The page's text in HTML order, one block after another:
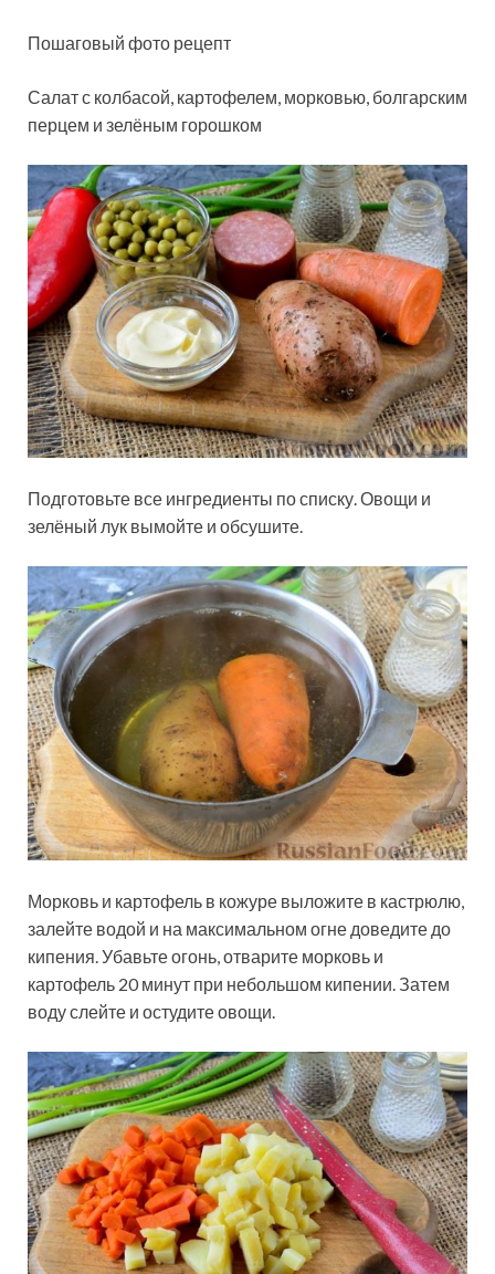
Пошаговый фото рецепт
Салат с колбасой, картофелем, морковью, болгарским
перцем и зелёным горошком
Подготовьте все ингредиенты по списку. Овощи и
зелёный лук вымойте и обсушите.
Морковь и картофель в кожуре выложите в кастрюлю,
залейте водой и на максимальном огне доведите до
кипения. Убавьте огонь, отварите морковь и
картофель 20 минут при небольшом кипении. Затем
воду слейте и остудите овощи.